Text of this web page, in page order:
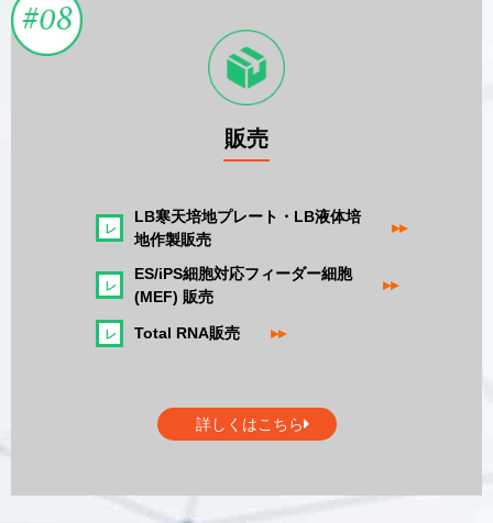
販売
LB寒天培地プレート・LB液体培
地作製販売
▸▸
ES/iPS細胞対応フィーダー細胞
(MEF) 販売
▸▸
Total RNA販売▸▸
詳しくはこちら